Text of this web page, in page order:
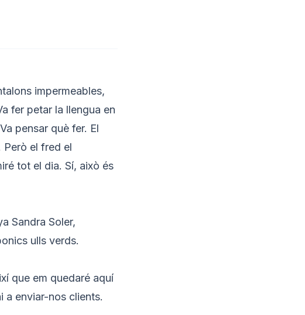
impermeables,
fer petar la llengua en
pensar què fer. El
Però el fred el
tot el dia. Sí, això és
Sandra Soler,
ulls verds.
que em quedaré aquí
a enviar-nos clients.